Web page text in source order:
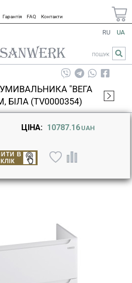
Гарантія FAQ Контакти
RU UA
ПОШУК
"ВЕГА
БІЛА (TV0000354)
ЦІНА: 10787.16 UAH
В